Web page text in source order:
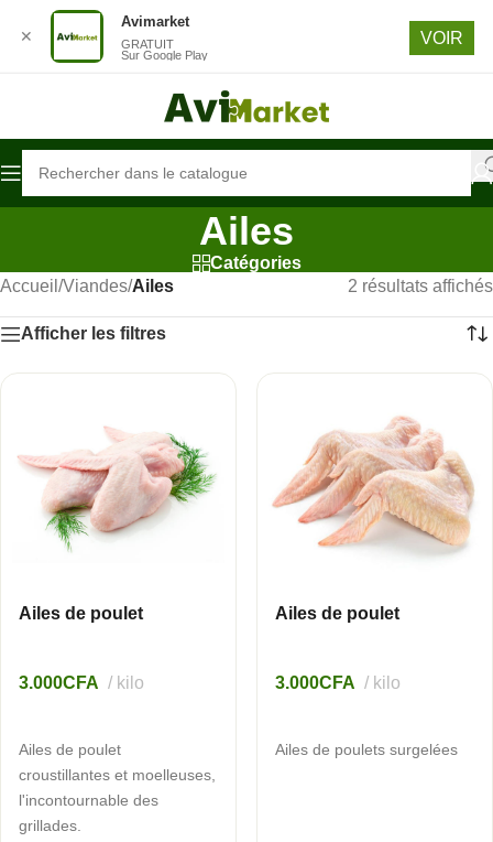
Passer à la navigation
Passer au contenu principal
Ailes
Catégories
Accueil /Viandes/Ailes 2 résultats affichés
Afficher les filtres
Ailes de poulet
3.000CFA kilo
Ailes de poulet
croustillantes et moelleuses,
l'incontournable des
grillades.
Ailes de poulet
3.000CFA kilo
Ailes de poulets surgelées
✕
Avimarket
GRATUIT
Sur Google Play
VOIR